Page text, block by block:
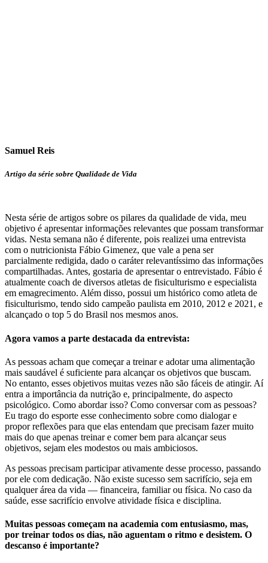
Samuel Reis
Artigo da série sobre Qualidade de Vida
Nesta série de artigos sobre os pilares da qualidade de vida, meu
objetivo é apresentar informações relevantes que possam transformar
vidas. Nesta semana não é diferente, pois realizei uma entrevista
com o nutricionista Fábio Gimenez, que vale a pena ser
parcialmente redigida, dado o caráter relevantíssimo das informações
compartilhadas. Antes, gostaria de apresentar o entrevistado. Fábio é
atualmente coach de diversos atletas de fisiculturismo e especialista
em emagrecimento. Além disso, possui um histórico como atleta de
fisiculturismo, tendo sido campeão paulista em 2010, 2012 e 2021, e
alcançado o top 5 do Brasil nos mesmos anos.
Agora vamos a parte destacada da entrevista:
As pessoas acham que começar a treinar e adotar uma alimentação
mais saudável é suficiente para alcançar os objetivos que buscam.
No entanto, esses objetivos muitas vezes não são fáceis de atingir. Aí
entra a importância da nutrição e, principalmente, do aspecto
psicológico. Como abordar isso? Como conversar com as pessoas?
Eu trago do esporte esse conhecimento sobre como dialogar e
propor reflexões para que elas entendam que precisam fazer muito
mais do que apenas treinar e comer bem para alcançar seus
objetivos, sejam eles modestos ou mais ambiciosos.
As pessoas precisam participar ativamente desse processo, passando
por ele com dedicação. Não existe sucesso sem sacrifício, seja em
qualquer área da vida — financeira, familiar ou física. No caso da
saúde, esse sacrifício envolve atividade física e disciplina.
Muitas pessoas começam na academia com entusiasmo, mas,
por treinar todos os dias, não aguentam o ritmo e desistem. O
descanso é importante?